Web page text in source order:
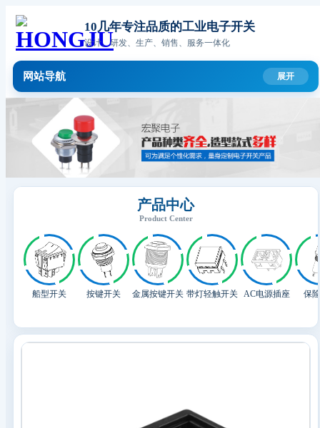
10几年专注品质的工业电子开关
设计、研发、生产、销售、服务一体化
网站导航
产品中心
Product Center
船型开关 按键开关 金属按键开关 带灯轻触开关 AC电源插座 保